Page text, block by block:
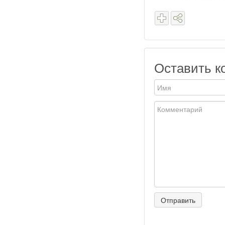
Оставить